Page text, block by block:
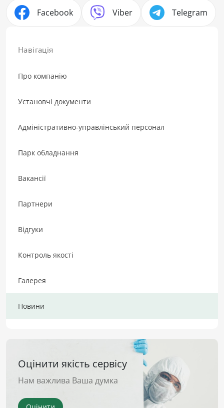
Навігація
Про компанію
Установчі документи
Адміністративно-управлінський персонал
Парк обладнання
Вакансії
Партнери
Відгуки
Контроль якості
Галерея
Новини
Оцінити якість сервісу
Нам важлива Ваша думка
Facebook Viber Telegram